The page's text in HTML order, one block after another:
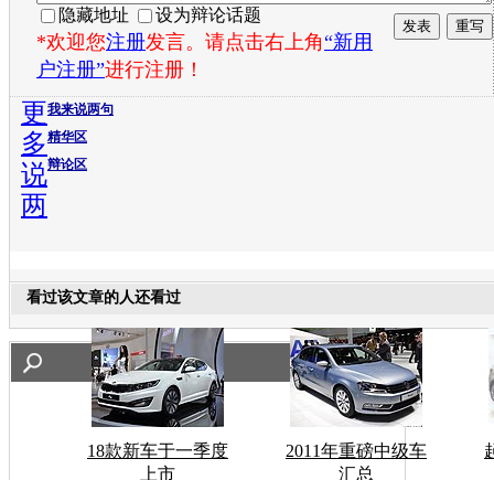
隐藏地址 设为辩论话题
*欢迎您注册发言。请点击右上角“新用
户注册”进行注册！
我来说两句
精华区
辩论区
更
多
说
两
看过该文章的人还看过
18款新车于一季度
上市
2011年重磅中级车
汇总